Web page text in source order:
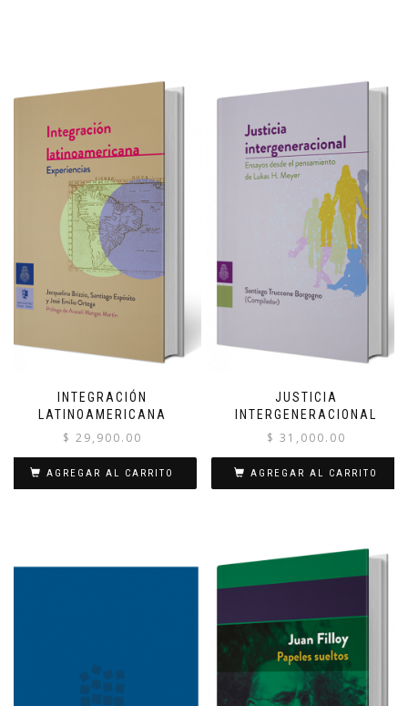
INTEGRACIÓN
LATINOAMERICANA
$ 29,900.00
AGREGAR AL CARRITO
JUSTICIA
INTERGENERACIONAL
$ 31,000.00
AGREGAR AL CARRITO